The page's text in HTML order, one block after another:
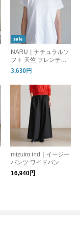
sale
NARU｜ナチュラルソ
フト 天竺 フレンチス
リーブT 半袖シャツ T
シャツ 674306 ナル
3,630円
mizuiro ind｜イージー
パンツ ワイドパンツ
ボトムス T/R wide ea
sy PT 3-260095 ミズ
16,940円